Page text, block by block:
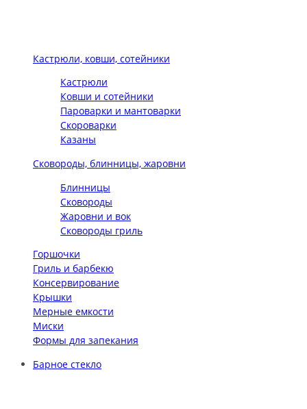
Кастрюли, ковши, сотейники
Кастрюли
Ковши и сотейники
Пароварки и мантоварки
Скороварки
Казаны
Сковороды, блинницы, жаровни
Блинницы
Сковороды
Жаровни и вок
Сковороды гриль
Горшочки
Гриль и барбекю
Консервирование
Крышки
Мерные емкости
Миски
Формы для запекания
Барное стекло